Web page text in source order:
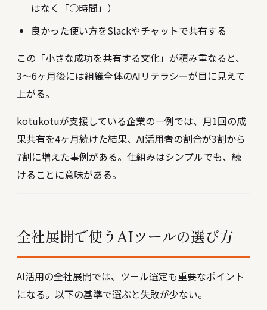
はなく「○時間」）
良かった使い方をSlackやチャットで共有する
この「小さな成功を共有する文化」が積み重なると、
3〜6ヶ月後には組織全体のAIリテラシーが目に見えて
上がる。
kotukotuが支援している企業の一例では、月1回の成
果共有を4ヶ月続けた結果、AI活用者の割合が3割から
7割に増えた事例がある。仕組みはシンプルでも、続
けることに意味がある。
全社展開で使うAIツールの選び方
AI活用の全社展開では、ツール選定も重要なポイント
になる。以下の基準で選ぶと失敗が少ない。